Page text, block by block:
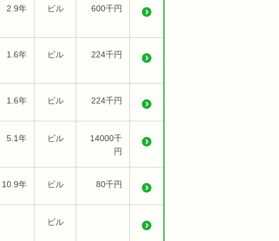
2.9年 ビル 600千円
1.6年 ビル 224千円
1.6年 ビル 224千円
5.1年 ビル
14000千
円
10.9年 ビル 80千円
ビル